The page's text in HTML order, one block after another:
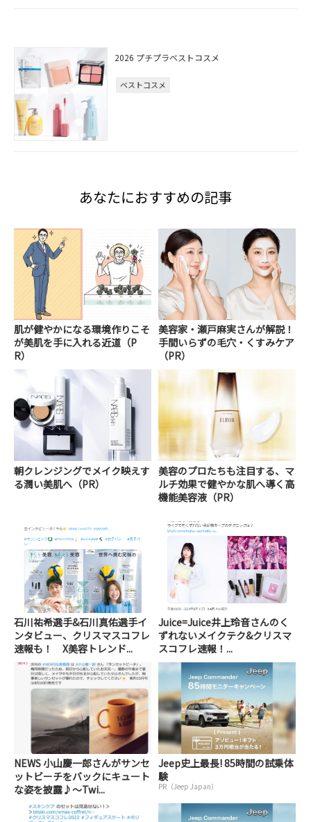
2026 プチプラベストコスメ
ベストコスメ
あなたにおすすめの記事
肌が健やかになる環境作りこそ
が美肌を手に入れる近道（P
R）
美容家・瀬戸麻実さんが解説！
手間いらずの毛穴・くすみケア
（PR）
朝クレンジングでメイク映えす
る潤い美肌へ（PR）
美容のプロたちも注目する、マ
ルチ効果で健やかな肌へ導く高
機能美容液（PR）
石川祐希選手&石川真佑選手イ
ンタビュー、クリスマスコフレ
速報も！ X美容トレンド...
Juice=Juice井上玲音さんのく
ずれないメイクテク&クリスマ
スコフレ速報！...
NEWS 小山慶一郎さんがサンセ
ットビーチをバックにキュート
な姿を披露♪～Twi...
Jeep史上最長! 85時間の試乗体
験
PR（Jeep Japan）